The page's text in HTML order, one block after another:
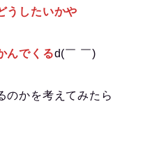
うしたいかや
んでくるd(￣ ￣)
のかを考えてみたら